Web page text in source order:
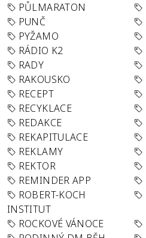
PŮLMARATON
PUNČ
PYŽAMO
RÁDIO K2
RADY
RAKOUSKO
RECEPT
RECYKLACE
REDAKCE
REKAPITULACE
REKLAMY
REKTOR
REMINDER APP
ROBERT-KOCH
INSTITUT
ROCKOVÉ VÁNOCE